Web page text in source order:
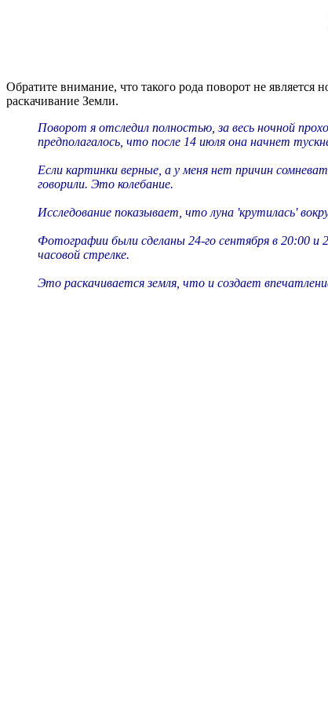
Обратите внимание, что такого рода поворот не является
раскачивание Земли.
Поворот я отследил полностью, за весь ночной
предполагалось, что после 14 июля она начнет
Если картинки верные, а у меня нет причин
говорили. Это колебание.
Исследование показывает, что луна 'крутилась'
Фотографии были сделаны 24-го сентября в 20:00 и
часовой стрелке.
Это раскачивается земля, что и создает